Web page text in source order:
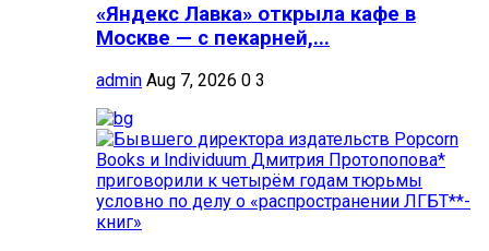
«Яндекс Лавка» открыла кафе в
Москве — с пекарней,...
admin Aug 7, 2026 0 3